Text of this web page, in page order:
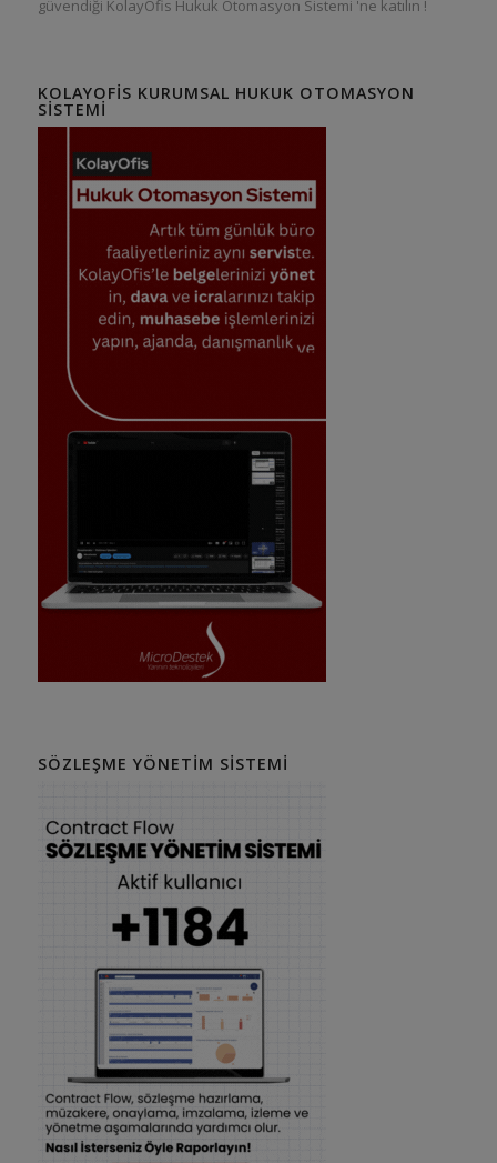
güvendiği KolayOfis Hukuk Otomasyon Sistemi 'ne katılın !
KOLAYOFIS KURUMSAL HUKUK OTOMASYON
SISTEMI
SÖZLEŞME YÖNETIM SISTEMI